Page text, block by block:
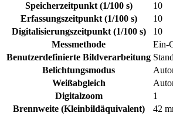
Speicherzeitpunkt (1/100 s)
10
Erfassungszeitpunkt (1/100 s)
10
Digitalisierungszeitpunkt (1/100 s)
10
Messmethode
Ein-
Benutzerdefinierte Bildverarbeitung
Belichtungsmodus
Weißabgleich
Digitalzoom
1
Brennweite (Kleinbildäquivalent)
42